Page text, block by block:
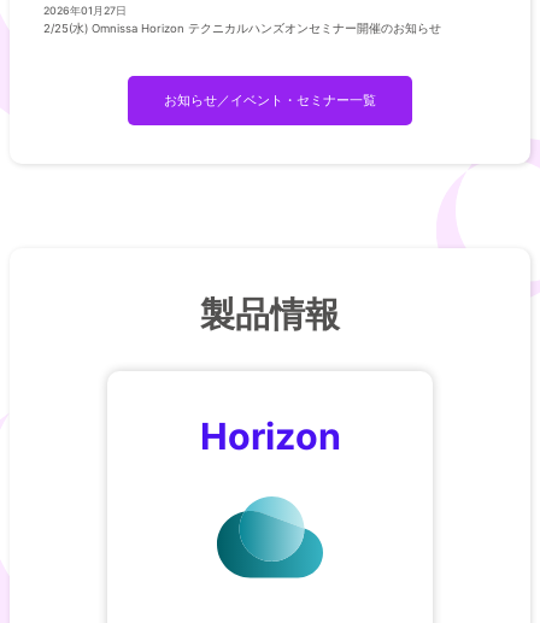
2026年01月27日
2/25(水) Omnissa Horizon テクニカルハンズオンセミナー開催のお知らせ
お知らせ／イベント・セミナー一覧
製品情報
Horizon